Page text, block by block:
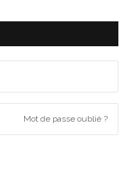
Mot de passe oublié ?